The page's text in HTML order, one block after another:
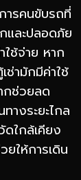
รคนขับรถที่
และปลอดภัย
ใช้จ่าย หาก
ามักมีค่าใช้
กช่วยลด
างระยะไกล
ใกล้เคียง
ให้การเดิน